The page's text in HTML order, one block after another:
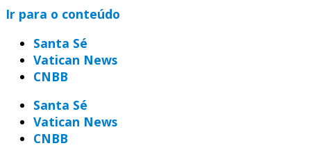
Ir para o conteúdo
Santa Sé
Vatican News
CNBB
Santa Sé
Vatican News
CNBB